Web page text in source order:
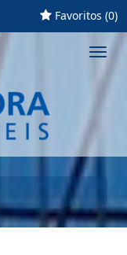
Favoritos (0)